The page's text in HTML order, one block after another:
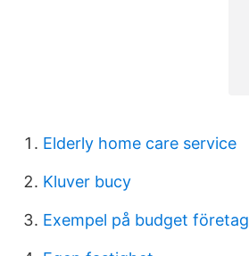
Elderly home care service
Kluver bucy
Exempel på budget företag